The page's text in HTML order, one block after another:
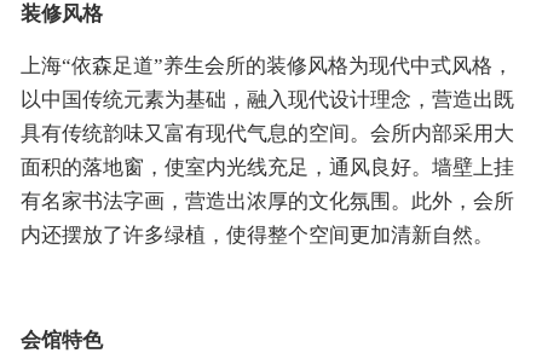
装修风格
上海“依森足道”养生会所的装修风格为现代中式风格，
以中国传统元素为基础，融入现代设计理念，营造出既
具有传统韵味又富有现代气息的空间。会所内部采用大
面积的落地窗，使室内光线充足，通风良好。墙壁上挂
有名家书法字画，营造出浓厚的文化氛围。此外，会所
内还摆放了许多绿植，使得整个空间更加清新自然。
会馆特色